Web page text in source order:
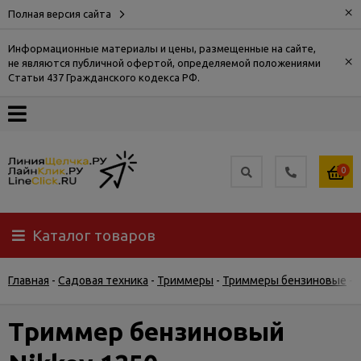
Полная версия сайта ×
Информационные материалы и цены, размещенные на сайте,
не являются публичной офертой, определяемой положениями
Статьи 437 Гражданского кодекса РФ.
×
О
Доставка
Самовывоз
Гарантия
0
Каталог товаров
Главная - Садовая техника - Триммеры - Триммеры бензиновые
Триммер бензиновый